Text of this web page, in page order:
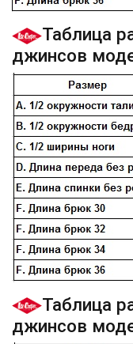
Таблица
джинсов
Таблица
джинсов